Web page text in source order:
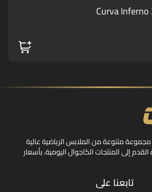
Curva Inferno
مجموعة متنوعة من الملابس الرياضية عالية
إلى المنتجات الكاجوال اليومية، بأسعار
تابعنا على